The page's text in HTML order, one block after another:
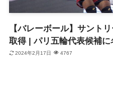
【バレーボール】サント
取得 | パリ五輪代表候補に
2024年2月17日 4767